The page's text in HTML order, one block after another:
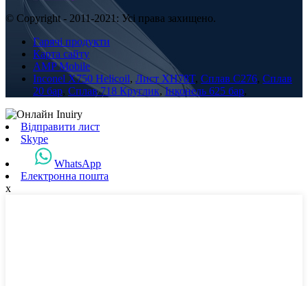
© Copyright - 2011-2021: Усі права захищено.
Гарячі продукти
Карта сайту
AMP Mobile
Inconel X750 Helicoil, Лист XH78T, Сплав С276, Сплав
20 бар, Сплав 718 Круглик,Інконель 625 бар,
Відправити лист
Skype
WhatsApp
Електронна пошта
x